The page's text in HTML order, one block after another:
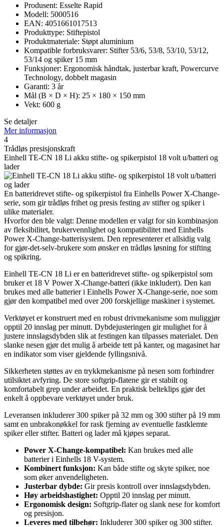
Produsent: Esselte Rapid
Modell: 5000516
EAN: 4051661017513
Produkttype: Stiftepistol
Produktmateriale: Støpt aluminium
Kompatible forbruksvarer: Stifter 53/6, 53/8, 53/10, 53/12,
53/14 og spiker 15 mm
Funksjoner: Ergonomisk håndtak, justerbar kraft, Powercurve
Technology, dobbelt magasin
Garanti: 3 år
Mål (B × D × H): 25 × 180 × 150 mm
Vekt: 600 g
Se detaljer
Mer informasjon
4
Trådløs presisjonskraft
Einhell TE-CN 18 Li akku stifte- og spikerpistol 18 volt u/batteri og
lader
En batteridrevet stifte- og spikerpistol fra Einhells Power X-Change-
serie, som gir trådløs frihet og presis festing av stifter og spiker i
ulike materialer.
Hvorfor den ble valgt: Denne modellen er valgt for sin kombinasjon
av fleksibilitet, brukervennlighet og kompatibilitet med Einhells
Power X-Change-batterisystem. Den representerer et allsidig valg
for gjør-det-selv-brukere som ønsker en trådløs løsning for stifting
og spikring.
Einhell TE-CN 18 Li er en batteridrevet stifte- og spikerpistol som
bruker et 18 V Power X-Change-batteri (ikke inkludert). Den kan
brukes med alle batterier i Einhells Power X-Change-serie, noe som
gjør den kompatibel med over 200 forskjellige maskiner i systemet.
Verktøyet er konstruert med en robust drivmekanisme som muliggjør
opptil 20 innslag per minutt. Dybdejusteringen gir mulighet for å
justere innslagsdybden slik at festingen kan tilpasses materialet. Den
slanke nesen gjør det mulig å arbeide tett på kanter, og magasinet har
en indikator som viser gjeldende fyllingsnivå.
Sikkerheten støttes av en trykkmekanisme på nesen som forhindrer
utilsiktet avfyring. De store softgrip-flatene gir et stabilt og
komfortabelt grep under arbeidet. En praktisk belteklips gjør det
enkelt å oppbevare verktøyet under bruk.
Leveransen inkluderer 300 spiker på 32 mm og 300 stifter på 19 mm
samt en unbrakonøkkel for rask fjerning av eventuelle fastklemte
spiker eller stifter. Batteri og lader må kjøpes separat.
Power X-Change-kompatibel: Kan brukes med alle
batterier i Einhells 18 V-system.
Kombinert funksjon: Kan både stifte og skyte spiker, noe
som øker anvendeligheten.
Justerbar dybde: Gir presis kontroll over innslagsdybden.
Høy arbeidshastighet: Opptil 20 innslag per minutt.
Ergonomisk design: Softgrip-flater og slank nese for komfort
og presisjon.
Leveres med tilbehør: Inkluderer 300 spiker og 300 stifter.